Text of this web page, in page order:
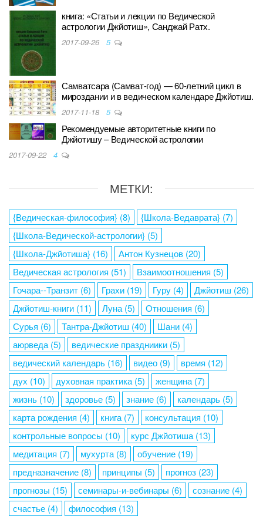
книга: «Статьи и лекции по Ведической
астрологии Джйотиш», Санджай Ратх.
2017-09-26 5
Самватсара (Самват-год) — 60-летний цикл в
мироздании и в ведическом календаре Джйотиш.
2017-11-18 5
Рекомендуемые авторитетные книги по
Джйотишу – Ведической астрологии
2017-09-22 4
МЕТКИ:
{Ведическая-философия} (8) {Школа-Ведаврата} (7)
{Школа-Ведической-астрологии} (5)
{Школа-Джйотиша} (16) Антон Кузнецов (20)
Ведическая астрология (51) Взаимоотношения (5)
Гочара--Транзит (6) Грахи (19) Гуру (4) Джйотиш (26)
Джйотиш-книги (11) Луна (5) Отношения (6)
Сурья (6) Тантра-Джйотиш (40) Шани (4)
аюрведа (5) ведические праздниики (5)
ведический календарь (16) видео (9) время (12)
дух (10) духовная практика (5) женщина (7)
жизнь (10) здоровье (5) знание (6) календарь (5)
карта рождения (4) книга (7) консультация (10)
контрольные вопросы (10) курс Джйотиша (13)
медитация (7) мухурта (8) обучение (19)
предназначение (8) принципы (5) прогноз (23)
прогнозы (15) семинары-и-вебинары (6) сознание (4)
счастье (4) философия (13)